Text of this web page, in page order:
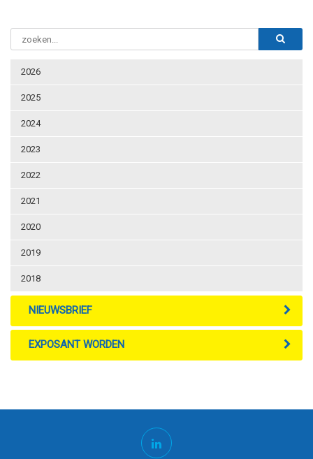
2026
2025
2024
2023
2022
2021
2020
2019
2018
NIEUWSBRIEF
EXPOSANT WORDEN